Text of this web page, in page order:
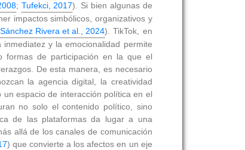
; Tufekci, 2017). Si bien algunas de
impactos simbólicos, organizativos y
Sánchez Rivera et al., 2024). TikTok, en
y la emocionalidad permite
formas de participación en la que el
De esta manera, es necesario
la agencia digital, la creatividad
espacio de interacción política en el
no solo el contenido político, sino
de las plataformas da lugar a una
allá de los canales de comunicación
) que convierte a los afectos en un eje